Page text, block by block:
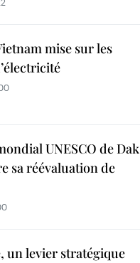
mise sur les
UNESCO de Dak
sa réévaluation de
un levier stratégique